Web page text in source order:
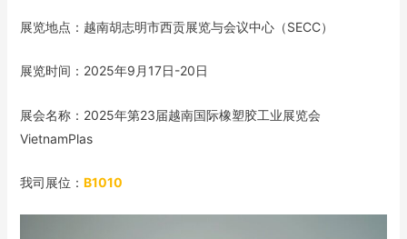
展览地点：越南胡志明市西贡展览与会议中心（SECC）
展览时间：2025年9月17日-20日
展会名称：2025年第23届越南国际橡塑胶工业展览会
VietnamPlas
我司展位： B1010